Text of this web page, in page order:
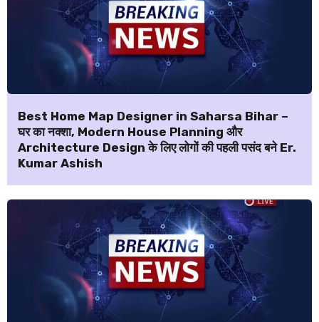
Best Home Map Designer in Saharsa Bihar –
घर का नक्शा, Modern House Planning और
Architecture Design के लिए लोगों की पहली पसंद बने Er.
Kumar Ashish